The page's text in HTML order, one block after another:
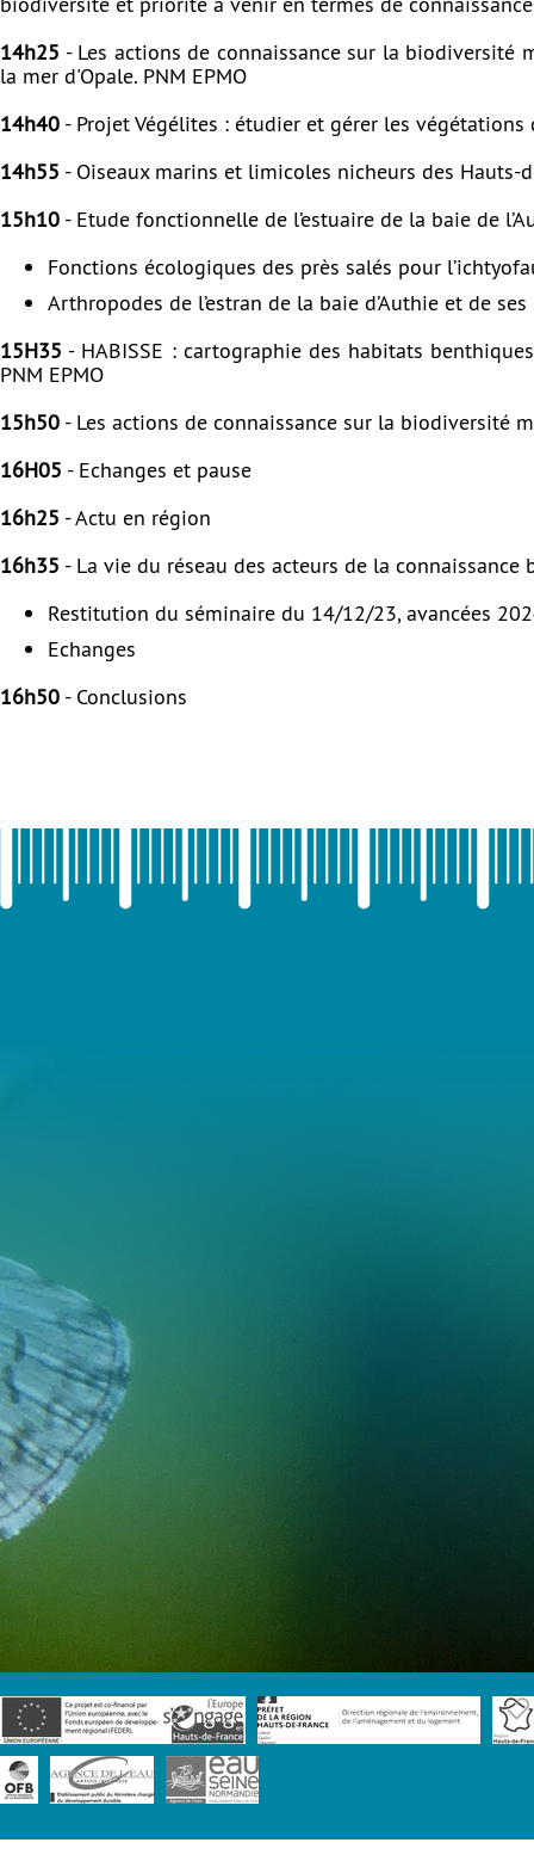
14h25 - Les actions de connaissance sur la
la mer d'Opale. PNM EPMO
14h40 - Projet Végélites : étudier et gérer les végétations
14h55 - Oiseaux marins et limicoles nicheurs des Hauts-
15h10 - Etude fonctionnelle de l’estuaire de la baie de
Fonctions écologiques des près salés pour
Arthropodes de l’estran de la baie d’Authie et de
15H35 - HABISSE : cartographie des habitats
PNM EPMO
15h50 - Les actions de connaissance sur la biodiversité
16H05 - Echanges et pause
16h25 - Actu en région
16h35 - La vie du réseau des acteurs de la connaissance
Restitution du séminaire du 14/12/23, avancées
Echanges
16h50 - Conclusions